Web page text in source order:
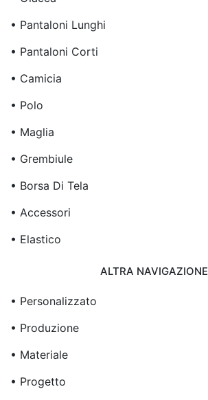
• Pantaloni Lunghi
• Pantaloni Corti
• Camicia
• Polo
• Maglia
• Grembiule
• Borsa Di Tela
• Accessori
• Elastico
ALTRA NAVIGAZIONE
• Personalizzato
• Produzione
• Materiale
• Progetto